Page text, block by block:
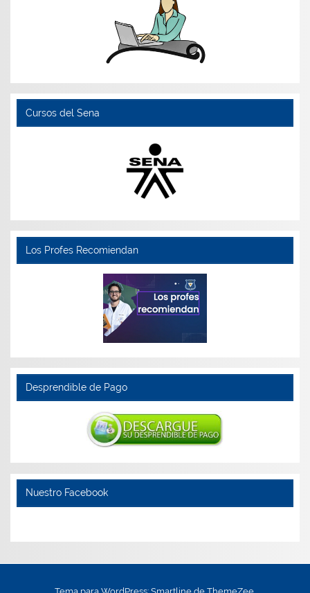
Cursos del Sena
Los Profes Recomiendan
Desprendible de Pago
Nuestro Facebook